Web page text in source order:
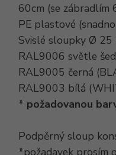
60cm (se zábradlím
PE plastové
Svislé sloupky Ø 25
RAL9006 světle
RAL9005 černá
RAL9003 bílá
* požadovanou
Podpěrný sloup
*požadavek prosím